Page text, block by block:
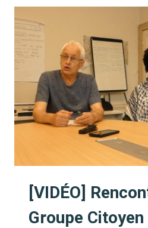
MORIAU,
SOCIOLOGIE
ET
CHERCHEUSE
AU
CIRTES:
« COMMENT
FAIRE
SON
BOULOT
SOCIAL
SANS
EXCLURE
LES
[VIDÉO]
Groupe